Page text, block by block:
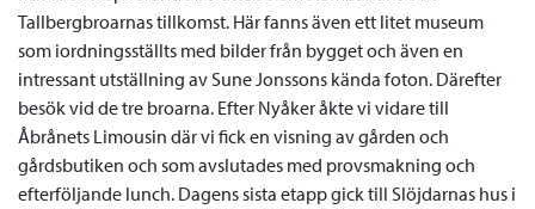
Tallbergbroarnas tillkomst. Här fanns även ett litet museum
som iordningsställts med bilder från bygget och även en
intressant utställning av Sune Jonssons kända foton. Därefter
besök vid de tre broarna. Efter Nyåker åkte vi vidare till
Åbrånets Limousin där vi fick en visning av gården och
gårdsbutiken och som avslutades med provsmakning och
efterföljande lunch. Dagens sista etapp gick till Slöjdarnas hus i